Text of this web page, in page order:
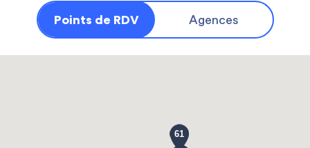
Points de RDV Agences
61